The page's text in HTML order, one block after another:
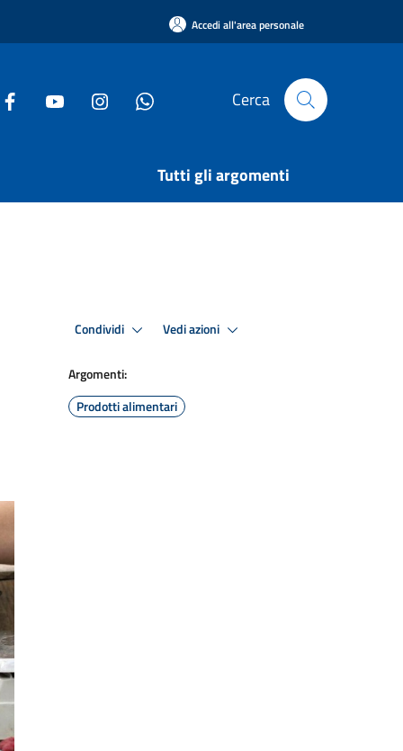
Accedi all'area personale
Cerca
Tutti gli argomenti
Condividi Vedi azioni
Argomenti:
Prodotti alimentari